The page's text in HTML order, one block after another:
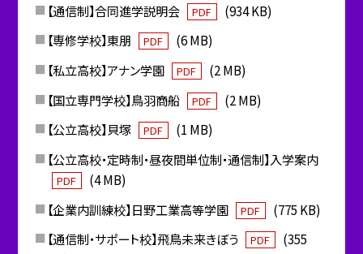
【通信制】合同進学説明会
PDF
(934 KB)
【専修学校】東朋
PDF
(6 MB)
【私立高校】アナン学園
PDF
(2 MB)
【国立専門学校】鳥羽商船
PDF
(2 MB)
【公立高校】貝塚
PDF
(1 MB)
【公立高校・定時制・昼夜間単位制・通信制】入学案内
PDF
(4 MB)
【企業内訓練校】日野工業高等学園
PDF
(775 KB)
【通信制・サポート校】飛鳥未来きぼう
PDF
(355